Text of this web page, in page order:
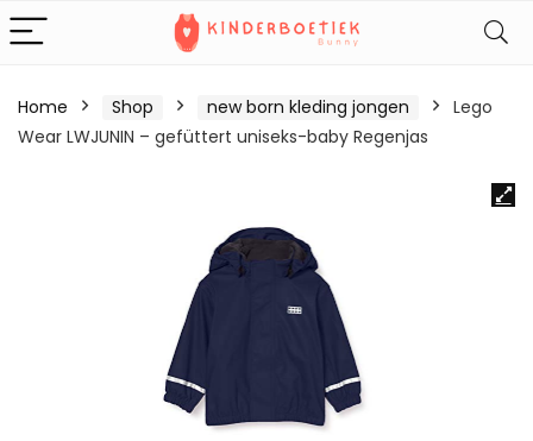
Home Shop new born kleding jongen
Lego
Wear LWJUNIN – gefüttert uniseks-baby Regenjas